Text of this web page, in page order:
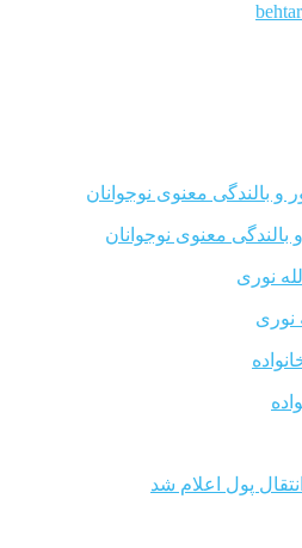
بالندگی معنوی نوجوانان
نوری
پول اعلام شد